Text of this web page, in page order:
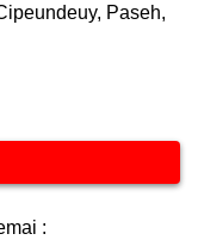
Paseh,
: